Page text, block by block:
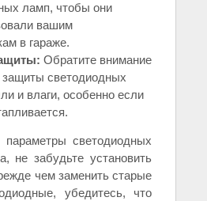
ламп, чтобы они
вашим
в гараже.
Обратите внимание
защиты светодиодных
и влаги, особенно если
светодиодных
не забудьте установить
чем заменить старые
убедитесь, что